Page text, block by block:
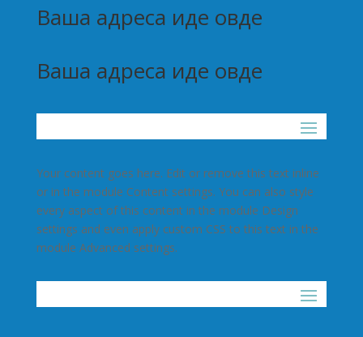
Ваша адреса иде овде
Ваша адреса иде овде
Your content goes here. Edit or remove this text inline
or in the module Content settings. You can also style
every aspect of this content in the module Design
settings and even apply custom CSS to this text in the
module Advanced settings.